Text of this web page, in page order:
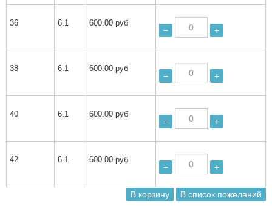
36 6.1 600.00 руб
− +
38 6.1 600.00 руб
− +
40 6.1 600.00 руб
− +
42 6.1 600.00 руб
− +